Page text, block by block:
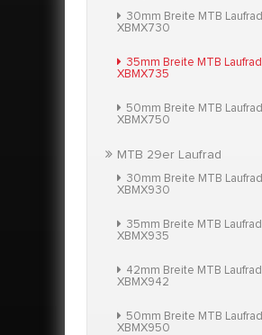
30mm Breite MTB Laufrad
XBMX730
35mm Breite MTB Laufrad
XBMX735
50mm Breite MTB Laufrad
XBMX750
MTB 29er Laufrad
30mm Breite MTB Laufrad
XBMX930
35mm Breite MTB Laufrad
XBMX935
42mm Breite MTB Laufrad
XBMX942
50mm Breite MTB Laufrad
XBMX950